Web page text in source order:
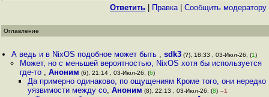
Ответить Правка| Cообщить модератору
Оглавление
А ведь и в NixOS подобное может быть ,sdk3 (?), 18:33 , 03-Июл-26, (1)
Может, но с меньшей вероятностью, NixOS хотя бы используется
где-то , Аноним (6), 21:14 , 03-Июл-26, (6)
Да примерно одинаково, по ощущениям Кроме того, они нередко
уязвимости между со, Аноним (8), 22:13 , 03-Июл-26, (8) –1